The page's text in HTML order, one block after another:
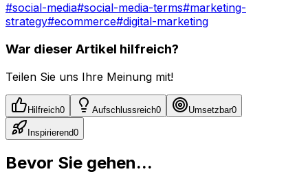
#social-media#social-media-terms#marketing-
strategy#ecommerce#digital-marketing
War dieser Artikel hilfreich?
Teilen Sie uns Ihre Meinung mit!
Hilfreich0 Aufschlussreich0 Umsetzbar0
Inspirierend0
Bevor Sie gehen...